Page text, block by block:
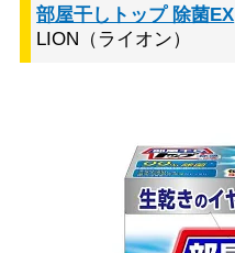
部屋干しトップ 除菌EX
LION（ライオン）